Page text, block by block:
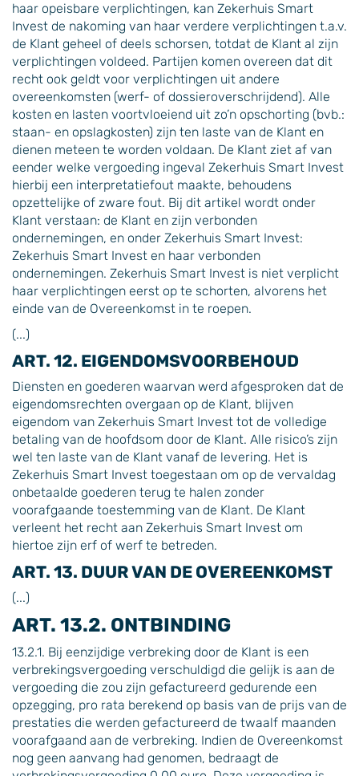
haar opeisbare verplichtingen, kan Zekerhuis Smart
Invest de nakoming van haar verdere verplichtingen t.a.v.
de Klant geheel of deels schorsen, totdat de Klant al zijn
verplichtingen voldeed. Partijen komen overeen dat dit
recht ook geldt voor verplichtingen uit andere
overeenkomsten (werf- of dossieroverschrijdend). Alle
kosten en lasten voortvloeiend uit zo’n opschorting (bvb.:
staan- en opslagkosten) zijn ten laste van de Klant en
dienen meteen te worden voldaan. De Klant ziet af van
eender welke vergoeding ingeval Zekerhuis Smart Invest
hierbij een interpretatiefout maakte, behoudens
opzettelijke of zware fout. Bij dit artikel wordt onder
Klant verstaan: de Klant en zijn verbonden
ondernemingen, en onder Zekerhuis Smart Invest:
Zekerhuis Smart Invest en haar verbonden
ondernemingen. Zekerhuis Smart Invest is niet verplicht
haar verplichtingen eerst op te schorten, alvorens het
einde van de Overeenkomst in te roepen.
(...)
ART. 12. EIGENDOMSVOORBEHOUD
Diensten en goederen waarvan werd afgesproken dat de
eigendomsrechten overgaan op de Klant, blijven
eigendom van Zekerhuis Smart Invest tot de volledige
betaling van de hoofdsom door de Klant. Alle risico’s zijn
wel ten laste van de Klant vanaf de levering. Het is
Zekerhuis Smart Invest toegestaan om op de vervaldag
onbetaalde goederen terug te halen zonder
voorafgaande toestemming van de Klant. De Klant
verleent het recht aan Zekerhuis Smart Invest om
hiertoe zijn erf of werf te betreden.
ART. 13. DUUR VAN DE OVEREENKOMST
(...)
ART. 13.2. ONTBINDING
13.2.1. Bij eenzijdige verbreking door de Klant is een
verbrekingsvergoeding verschuldigd die gelijk is aan de
vergoeding die zou zijn gefactureerd gedurende een
opzegging, pro rata berekend op basis van de prijs van de
prestaties die werden gefactureerd de twaalf maanden
voorafgaand aan de verbreking. Indien de Overeenkomst
nog geen aanvang had genomen, bedraagt de